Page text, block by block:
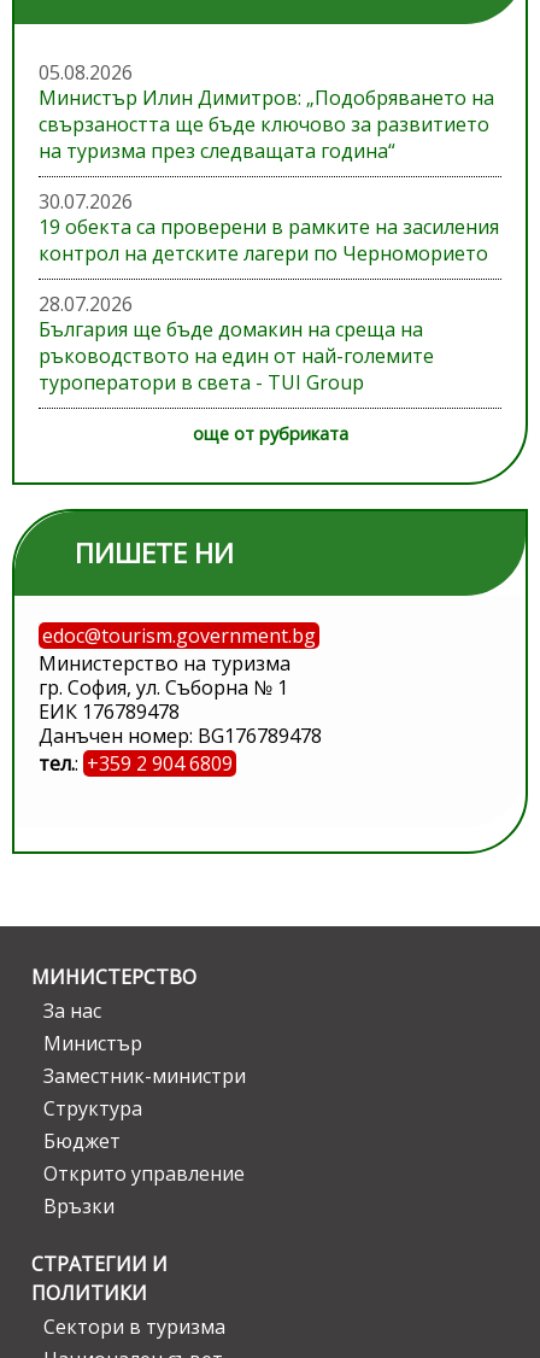
05.08.2026
Министър Илин Димитров: „Подобряването на
свързаността ще бъде ключово за развитието
на туризма през следващата година“
30.07.2026
19 обекта са проверени в рамките на засиления
контрол на детските лагери по Черноморието
28.07.2026
България ще бъде домакин на среща на
ръководството на един от най-големите
туроператори в света - TUI Group
още от рубриката
ПИШЕТЕ НИ
edoc@tourism.government.bg
Министерство на туризма
гр. София, ул. Съборна № 1
ЕИК 176789478
Данъчен номер: BG176789478
тел.: +359 2 904 6809
МИНИСТЕРСТВО
За нас
Министър
Заместник-министри
Структура
Бюджет
Открито управление
Връзки
СТРАТЕГИИ И
ПОЛИТИКИ
Сектори в туризма